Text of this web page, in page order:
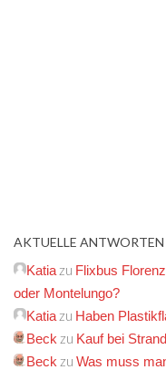
AKTUELLE ANTWORTEN
Katia zu Flixbus
oder Montelungo?
Katia zu Haben
Beck zu Kauf bei
Beck zu Was muss